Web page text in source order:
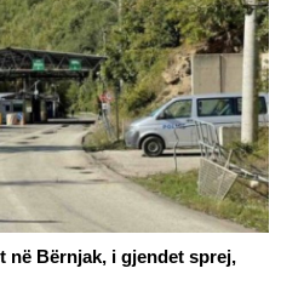
në Bërnjak, i gjendet sprej,